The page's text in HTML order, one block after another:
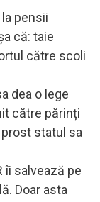
pensii
că: taie
către scoli
dea o lege
către părinți
prost statul sa
îi salvează pe
Doar asta